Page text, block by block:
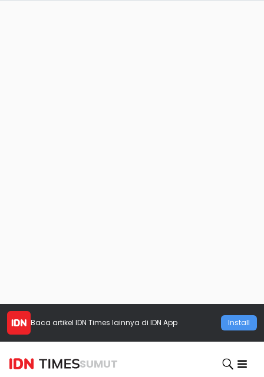
Baca artikel IDN Times lainnya di IDN App Install
SUMUT